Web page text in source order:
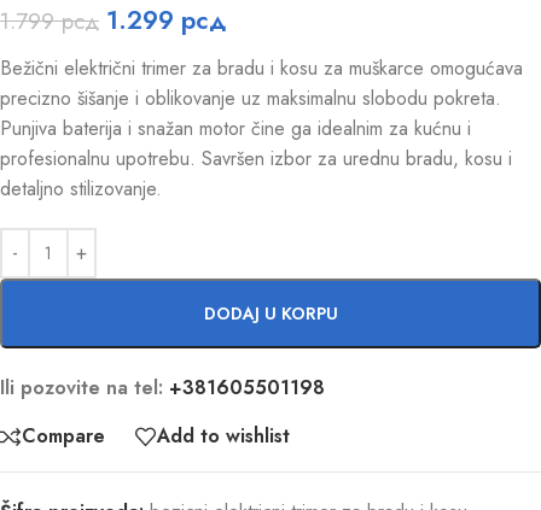
1.799рсд 1.299 рсд
Bežični električni trimer za bradu i kosu za muškarce omogućava
precizno šišanje i oblikovanje uz maksimalnu slobodu pokreta.
Punjiva baterija i snažan motor čine ga idealnim za kućnu i
profesionalnu upotrebu. Savršen izbor za urednu bradu, kosu i
detaljno stilizovanje.
DODAJ U KORPU
Ili pozovite na tel: +381605501198
Compare
Add to wishlist